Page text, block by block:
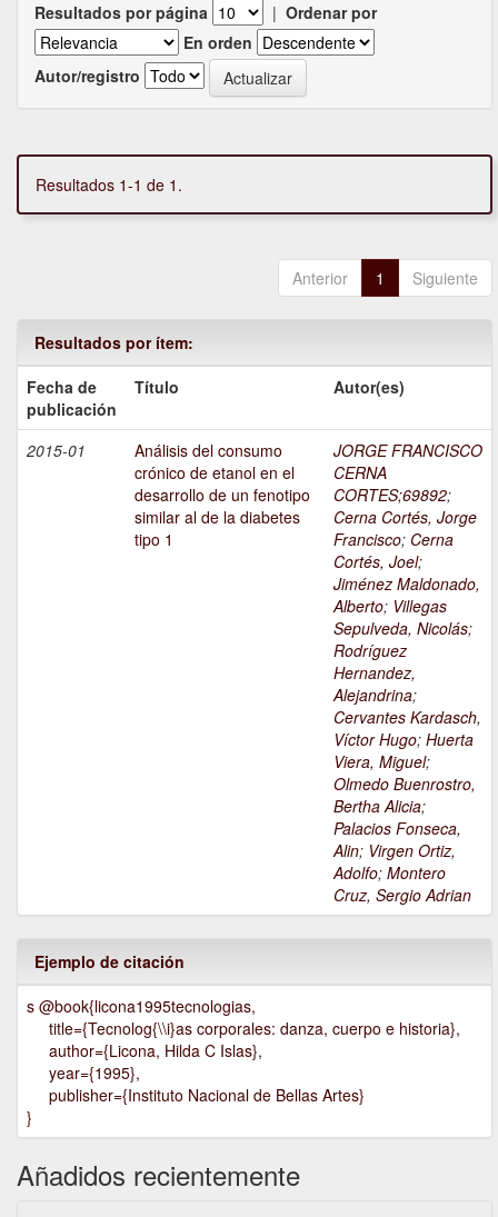
Resultados por página | Ordenar por
En orden
Autor/registro
Resultados 1-1 de 1.
Anterior 1 Siguiente
Resultados por ítem:
Fecha de
publicación
Título Autor(es)
2015-01
Análisis del consumo
crónico de etanol en el
desarrollo de un fenotipo
similar al de la diabetes
tipo 1
JORGE FRANCISCO
CERNA
CORTES;69892;
Cerna Cortés, Jorge
Francisco; Cerna
Cortés, Joel;
Jiménez Maldonado,
Alberto; Villegas
Sepulveda, Nicolás;
Rodríguez
Hernandez,
Alejandrina;
Cervantes Kardasch,
Víctor Hugo; Huerta
Viera, Miguel;
Olmedo Buenrostro,
Bertha Alicia;
Palacios Fonseca,
Alin; Virgen Ortiz,
Adolfo; Montero
Cruz, Sergio Adrian
Ejemplo de citación
s @book{licona1995tecnologias,
title={Tecnolog{\\i}as corporales: danza, cuerpo e historia},
author={Licona, Hilda C Islas},
year={1995},
publisher={Instituto Nacional de Bellas Artes}
}
Añadidos recientemente